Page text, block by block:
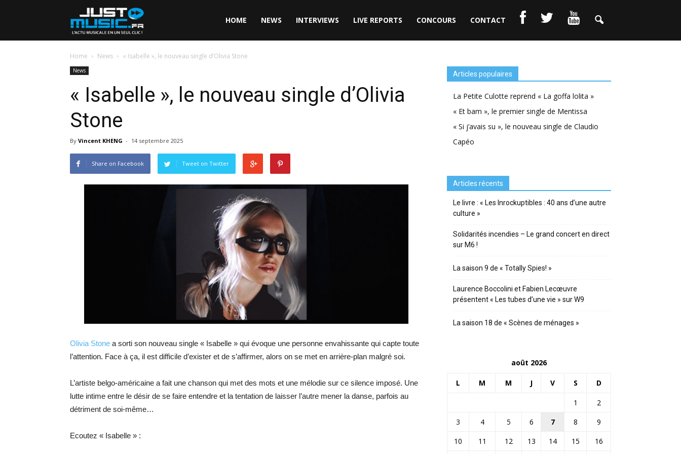
HOME NEWS INTERVIEWS LIVE REPORTS CONCOURS CONTACT
Home News « Isabelle », le nouveau single d’Olivia Stone
News
« Isabelle », le nouveau single d’Olivia
Stone
By Vincent KHENG - 14 septembre 2025
Share on Facebook Tweet on Twitter
Olivia Stone a sorti son nouveau single « Isabelle » qui évoque une personne envahissante qui capte toute
l’attention. Face à ça, il est difficile d’exister et de s’affirmer, alors on se met en arrière-plan malgré soi.
L’artiste belgo-américaine a fait une chanson qui met des mots et une mélodie sur ce silence imposé. Une
lutte intime entre le désir de se faire entendre et la tentation de laisser l’autre mener la danse, parfois au
détriment de soi-même…
Ecoutez « Isabelle » :
Articles populaires
La Petite Culotte reprend « La goffa lolita »
« Et bam », le premier single de Mentissa
« Si j’avais su », le nouveau single de Claudio
Capéo
Articles récents
Le livre : « Les Inrockuptibles : 40 ans d’une autre
culture »
Solidarités incendies – Le grand concert en direct
sur M6 !
La saison 9 de « Totally Spies! »
Laurence Boccolini et Fabien Lecœuvre
présentent « Les tubes d’une vie » sur W9
La saison 18 de « Scènes de ménages »
août 2026
L M M J V S D
1
2
3
4 5 6 7 8
9
10
11 12 13 14 15 16